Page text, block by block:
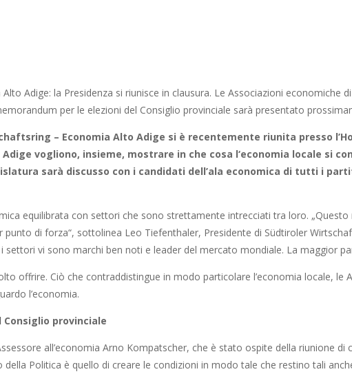
Adige: la Presidenza si riunisce in clausura. Le Associazioni economiche
per le elezioni del Consiglio provinciale sarà presentato
– Economia Alto Adige si è recentemente riunita presso
vogliono, insieme, mostrare in che cosa l‘economia locale si
sarà discusso con i candidati dell’ala economica di tutti i
equilibrata con settori che sono strettamente intrecciati tra loro.
di forza“, sottolinea Leo Tiefenthaler, Presidente di Südtiroler
vi sono marchi ben noti e leader del mercato mondiale. La maggior
offrire. Ciò che contraddistingue in modo particolare l’economia locale,
l’economia.
provinciale
all’economia Arno Kompatscher, che è stato ospite della riunione
Politica è quello di creare le condizioni in modo tale che restino tali